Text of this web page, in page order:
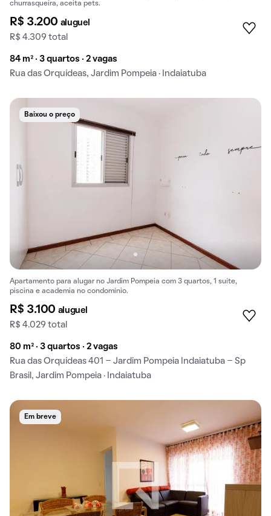
churrasqueira, aceita pets.
R$ 3.200 aluguel
R$ 4.309 total
84 m² · 3 quartos · 2 vagas
Rua das Orquídeas, Jardim Pompeia · Indaiatuba
Baixou o preço
Apartamento para alugar no Jardim Pompeia com 3 quartos, 1 suíte,
piscina e academia no condomínio.
R$ 3.100 aluguel
R$ 4.029 total
80 m² · 3 quartos · 2 vagas
Rua das Orquídeas 401 - Jardim Pompeia Indaiatuba - Sp
Brasil, Jardim Pompeia · Indaiatuba
Em breve